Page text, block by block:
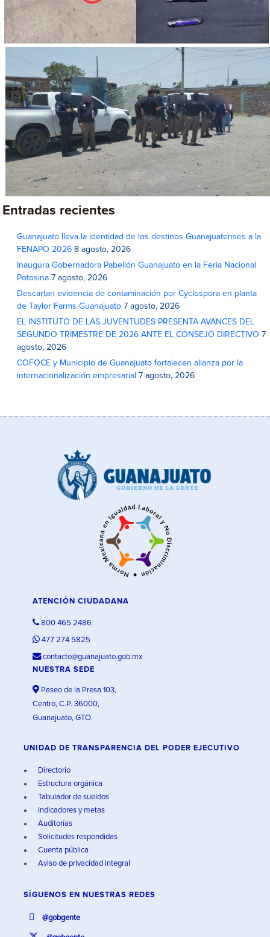
Entradas recientes
Guanajuato lleva la identidad de los destinos Guanajuatenses a la
FENAPO 2026 8 agosto, 2026
Inaugura Gobernadora Pabellón Guanajuato en la Feria Nacional
Potosina 7 agosto, 2026
Descartan evidencia de contaminación por Cyclospora en planta
de Taylor Farms Guanajuato 7 agosto, 2026
EL INSTITUTO DE LAS JUVENTUDES PRESENTA AVANCES DEL
SEGUNDO TRIMESTRE DE 2026 ANTE EL CONSEJO DIRECTIVO 7
agosto, 2026
COFOCE y Municipio de Guanajuato fortalecen alianza por la
internacionalización empresarial 7 agosto, 2026
ATENCIÓN CIUDADANA
800 465 2486
477 274 5825
contacto@guanajuato.gob.mx
NUESTRA SEDE
Paseo de la Presa 103,
Centro, C.P. 36000,
Guanajuato, GTO.
UNIDAD DE TRANSPARENCIA DEL PODER EJECUTIVO
Directorio
Estructura orgánica
Tabulador de sueldos
Indicadores y metas
Auditorías
Solicitudes respondidas
Cuenta pública
Aviso de privacidad integral
SÍGUENOS EN NUESTRAS REDES
@gobgente